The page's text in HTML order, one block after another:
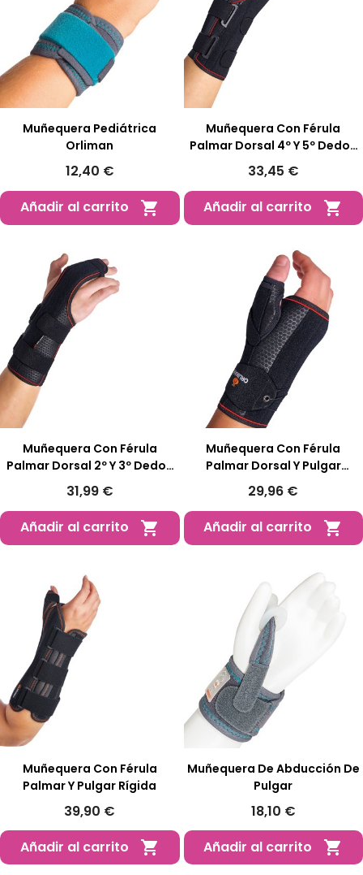
Muñequera Pediátrica
Orliman
12,40 €
Añadir al carrito

Muñequera Con Férula
Palmar Dorsal 4º Y 5º Dedos
Semirrígida
33,45 €
Añadir al carrito

Muñequera Con Férula
Palmar Dorsal 2º Y 3º Dedos
Semirrígida
31,99 €
Añadir al carrito

Muñequera Con Férula
Palmar Dorsal Y Pulgar
Semirrígida
29,96 €
Añadir al carrito

Muñequera Con Férula
Palmar Y Pulgar Rígida
39,90 €
Añadir al carrito

Muñequera De Abducción De
Pulgar
18,10 €
Añadir al carrito
